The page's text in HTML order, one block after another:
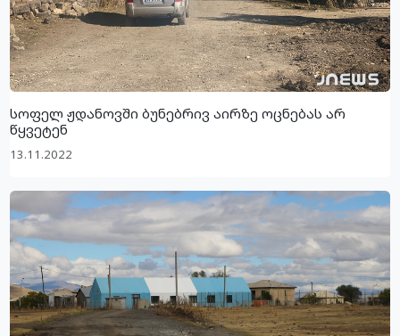
სოფელ ჟდანოვში ბუნებრივ აირზე ოცნებას არ
წყვეტენ
13.11.2022